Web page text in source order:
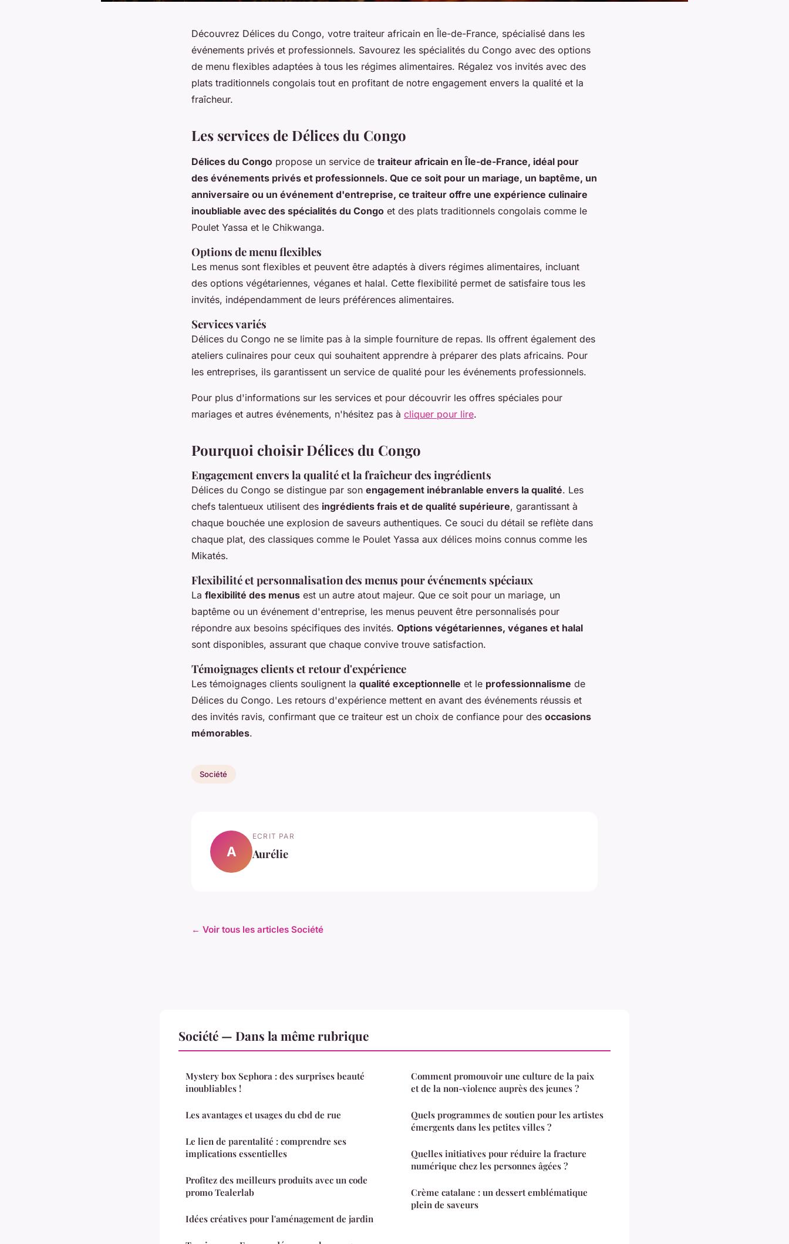
Découvrez Délices du Congo, votre traiteur africain en Île-de-France, spécialisé dans les
événements privés et professionnels. Savourez les spécialités du Congo avec des options
de menu flexibles adaptées à tous les régimes alimentaires. Régalez vos invités avec des
plats traditionnels congolais tout en profitant de notre engagement envers la qualité et la
fraîcheur.
Les services de Délices du Congo
Délices du Congo propose un service de traiteur africain en Île-de-France, idéal pour
des événements privés et professionnels. Que ce soit pour un mariage, un baptême, un
anniversaire ou un événement d'entreprise, ce traiteur offre une expérience culinaire
inoubliable avec des spécialités du Congo et des plats traditionnels congolais comme le
Poulet Yassa et le Chikwanga.
Options de menu flexibles
Les menus sont flexibles et peuvent être adaptés à divers régimes alimentaires, incluant
des options végétariennes, véganes et halal. Cette flexibilité permet de satisfaire tous les
invités, indépendamment de leurs préférences alimentaires.
Services variés
Délices du Congo ne se limite pas à la simple fourniture de repas. Ils offrent également des
ateliers culinaires pour ceux qui souhaitent apprendre à préparer des plats africains. Pour
les entreprises, ils garantissent un service de qualité pour les événements professionnels.
Pour plus d'informations sur les services et pour découvrir les offres spéciales pour
mariages et autres événements, n'hésitez pas à cliquer pour lire.
Pourquoi choisir Délices du Congo
Engagement envers la qualité et la fraîcheur des ingrédients
Délices du Congo se distingue par son engagement inébranlable envers la qualité. Les
chefs talentueux utilisent des ingrédients frais et de qualité supérieure, garantissant à
chaque bouchée une explosion de saveurs authentiques. Ce souci du détail se reflète dans
chaque plat, des classiques comme le Poulet Yassa aux délices moins connus comme les
Mikatés.
Flexibilité et personnalisation des menus pour événements spéciaux
La flexibilité des menus est un autre atout majeur. Que ce soit pour un mariage, un
baptême ou un événement d'entreprise, les menus peuvent être personnalisés pour
répondre aux besoins spécifiques des invités. Options végétariennes, véganes et halal
sont disponibles, assurant que chaque convive trouve satisfaction.
Témoignages clients et retour d'expérience
Les témoignages clients soulignent la qualité exceptionnelle et le professionnalisme de
Délices du Congo. Les retours d'expérience mettent en avant des événements réussis et
des invités ravis, confirmant que ce traiteur est un choix de confiance pour des occasions
mémorables.
Société
A
ECRIT PAR
Aurélie
← Voir tous les articles Société
Société — Dans la même rubrique
Mystery box Sephora : des surprises beauté
inoubliables !
Les avantages et usages du cbd de rue
Le lien de parentalité : comprendre ses
implications essentielles
Profitez des meilleurs produits avec un code
promo Tealerlab
Idées créatives pour l'aménagement de jardin
Comment promouvoir une culture de la paix
et de la non-violence auprès des jeunes ?
Quels programmes de soutien pour les artistes
émergents dans les petites villes ?
Quelles initiatives pour réduire la fracture
numérique chez les personnes âgées ?
Crème catalane : un dessert emblématique
plein de saveurs